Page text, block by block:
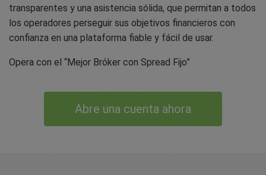
transparentes y una asistencia sólida, que permitan a todos
los operadores perseguir sus objetivos financieros con
confianza en una plataforma fiable y fácil de usar.
Opera con el “Mejor Bróker con Spread Fijo”
Abre una cuenta ahora